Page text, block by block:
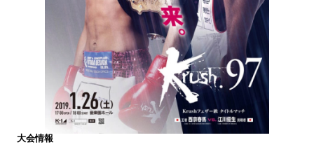
大会情報